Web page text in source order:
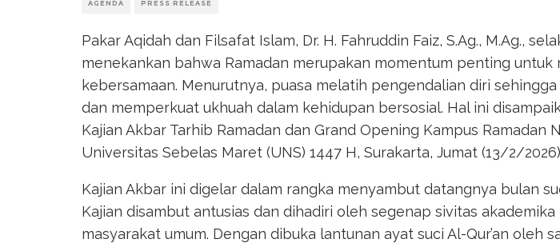
AGENDA PRESS RELEASE
Pakar Aqidah dan Filsafat Islam, Dr. H. Fahruddin Faiz, S.Ag., M.Ag.,
menekankan bahwa Ramadan merupakan momentum penting untuk
kebersamaan. Menurutnya, puasa melatih pengendalian diri
dan memperkuat ukhuah dalam kehidupan bersosial. Hal ini
Kajian Akbar Tarhib Ramadan dan Grand Opening Kampus Ramadan
Universitas Sebelas Maret (UNS) 1447 H, Surakarta, Jumat (13/2/
Kajian Akbar ini digelar dalam rangka menyambut datangnya bulan
Kajian disambut antusias dan dihadiri oleh segenap sivitas akademika
masyarakat umum. Dengan dibuka lantunan ayat suci Al-Qur’an oleh